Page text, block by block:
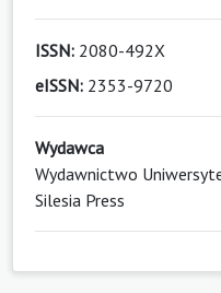
ISSN: 2080-492X
eISSN: 2353-9720
Wydawca
Wydawnictwo
Silesia Press